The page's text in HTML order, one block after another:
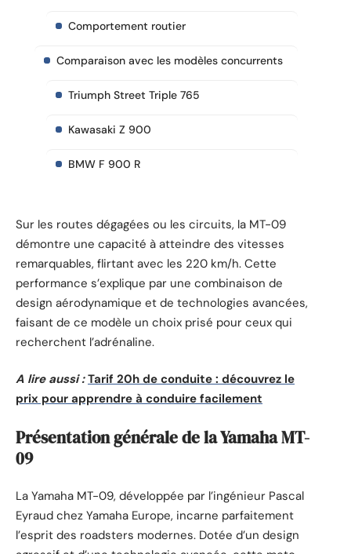
Comportement routier
Comparaison avec les modèles concurrents
Triumph Street Triple 765
Kawasaki Z 900
BMW F 900 R
Sur les routes dégagées ou les circuits, la MT-09
démontre une capacité à atteindre des vitesses
remarquables, flirtant avec les 220 km/h. Cette
performance s’explique par une combinaison de
design aérodynamique et de technologies avancées,
faisant de ce modèle un choix prisé pour ceux qui
recherchent l’adrénaline.
A lire aussi : Tarif 20h de conduite : découvrez le
prix pour apprendre à conduire facilement
Présentation générale de la Yamaha MT-
09
La Yamaha MT-09, développée par l’ingénieur Pascal
Eyraud chez Yamaha Europe, incarne parfaitement
l’esprit des roadsters modernes. Dotée d’un design